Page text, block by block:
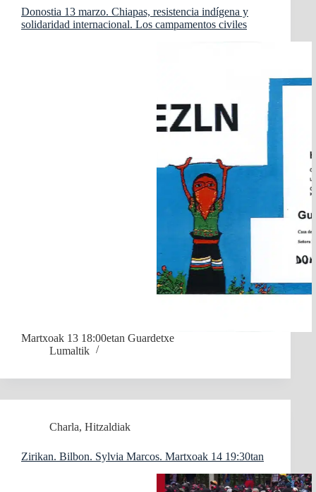
Donostia 13 marzo. Chiapas, resistencia indígena y
solidaridad internacional. Los campamentos civiles
Martxoak 13 18:00etan Guardetxe
Lumaltik
Charla, Hitzaldiak
Zirikan. Bilbon. Sylvia Marcos. Martxoak 14 19:30tan